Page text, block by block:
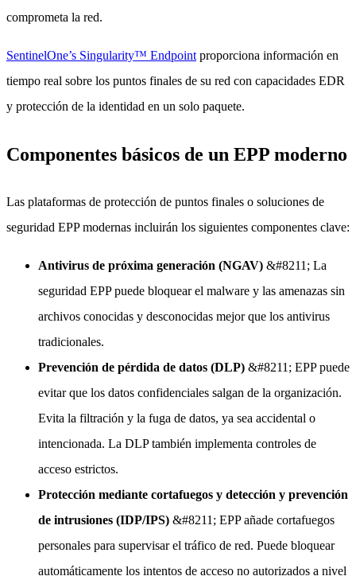
comprometa la red.
SentinelOne’s Singularity™ Endpoint proporciona información en
tiempo real sobre los puntos finales de su red con capacidades EDR
y protección de la identidad en un solo paquete.
Componentes básicos de un EPP moderno
Las plataformas de protección de puntos finales o soluciones de
seguridad EPP modernas incluirán los siguientes componentes clave:
Antivirus de próxima generación (NGAV) &#8211; La
seguridad EPP puede bloquear el malware y las amenazas sin
archivos conocidas y desconocidas mejor que los antivirus
tradicionales.
Prevención de pérdida de datos (DLP) &#8211; EPP puede
evitar que los datos confidenciales salgan de la organización.
Evita la filtración y la fuga de datos, ya sea accidental o
intencionada. La DLP también implementa controles de
acceso estrictos.
Protección mediante cortafuegos y detección y prevención
de intrusiones (IDP/IPS) &#8211; EPP añade cortafuegos
personales para supervisar el tráfico de red. Puede bloquear
automáticamente los intentos de acceso no autorizados a nivel